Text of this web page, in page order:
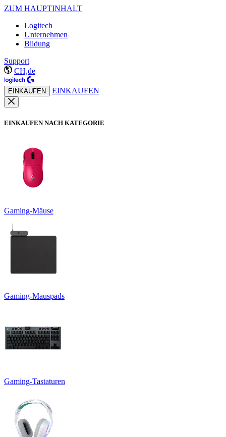
ZUM HAUPTINHALT
Logitech
Unternehmen
Bildung
Support
CH,de
EINKAUFEN EINKAUFEN
EINKAUFEN NACH KATEGORIE
Gaming-Mäuse
Gaming-Mauspads
Gaming-Tastaturen